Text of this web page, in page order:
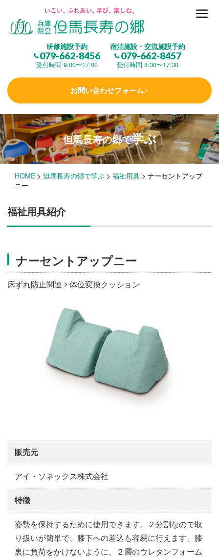
研修施設予約
079-662-8456
受付時間 9:00〜17:00
宿泊施設・交流施設予約
079-662-8457
受付時間 8:30〜17:30
お問い合わせフォーム
但馬長寿の郷とは
(研修施設)
楽しむ
学 ぶ(健康福祉)
泊まる(宿泊)
施設・料金
アクセス
但馬長寿の郷で学ぶ
HOME > 但馬長寿の郷で学ぶ > 福祉用具 > ナーセントアップ
ニー
福祉用具紹介
ナーセントアップニー
床ずれ防止関連 体位変換クッション
販売元
アイ・ソネックス株式会社
特徴
姿勢を保持するために使用できます。２分割なので取
り扱いが簡単で、膝下への差込も容易に行えます。膝
裏に負荷をかけないように、２層のウレタンフォーム